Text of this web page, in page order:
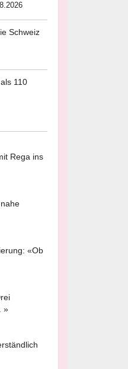
Schweiz
110
Rega ins
«Ob
»